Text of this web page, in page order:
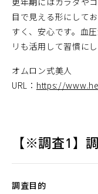
目で見える形にして
すく、安心です。血
リも活用して習慣にし
オムロン式美人
URL： https://
【※調査1】
調査目的